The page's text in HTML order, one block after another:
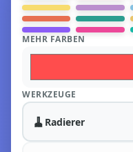
MEHR FARBEN
WERKZEUGE
🧹 Radierer